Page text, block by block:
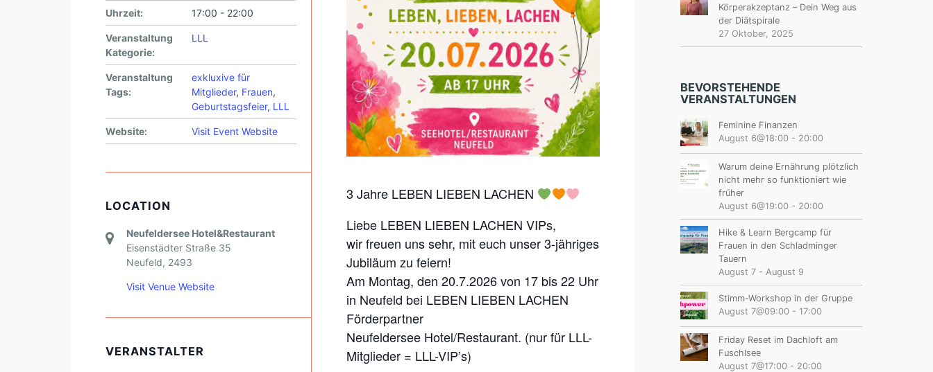
E
L
D
*
E
X
K
U
S
I
V
F
Ü
R
U
3 Jahre LEBEN LIEBEN LACHEN
Liebe LEBEN LIEBEN LACHEN VIPs,
wir freuen uns sehr, mit euch unser 3-jähriges
Jubiläum zu feiern!
Am Montag, den 20.7.2026 von 17 bis 22 Uhr
in Neufeld bei LEBEN LIEBEN LACHEN
Förderpartner
Neufeldersee Hotel/Restaurant. (nur für LLL-
Mitglieder = LLL-VIP’s)
Uhrzeit: 17:00 - 22:00
Veranstaltung
Kategorie:
LLL
Veranstaltung
Tags:
exkluxive für
Mitglieder, Frauen,
Geburtstagsfeier, LLL
Website: Visit Event Website
LOCATION
Neufeldersee Hotel&Restaurant
Eisenstädter Straße 35
Neufeld, 2493
Visit Venue Website
VERANSTALTER
Körperakzeptanz – Dein Weg aus
der Diätspirale
27 Oktober, 2025
BEVORSTEHENDE
VERANSTALTUNGEN
Feminine Finanzen
August 6@18:00- 20:00
Warum deine Ernährung plötzlich
nicht mehr so funktioniert wie
früher
August 6@19:00- 20:00
Hike & Learn Bergcamp für
Frauen in den Schladminger
Tauern
August 7- August 9
Stimm-Workshop in der Gruppe
August 7@09:00- 17:00
Friday Reset im Dachloft am
Fuschlsee
August 7@17:00- 20:00